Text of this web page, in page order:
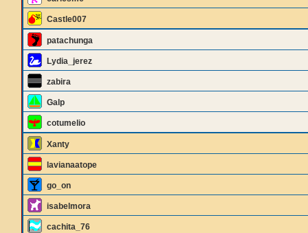
Castle007
patachunga
Lydia_jerez
zabira
Galp
cotumelio
Xanty
lavianaatope
go_on
isabelmora
cachita_76